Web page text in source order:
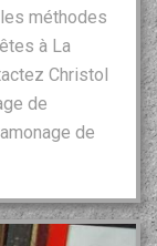
méthodes
à La
Christol
de
de